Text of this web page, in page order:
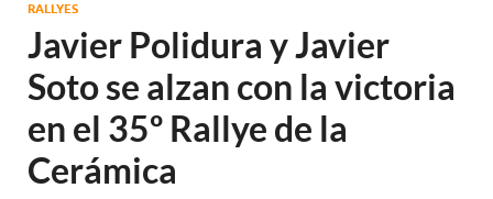
RALLYES
Javier Polidura y Javier
Soto se alzan con la victoria
en el 35º Rallye de la
Cerámica